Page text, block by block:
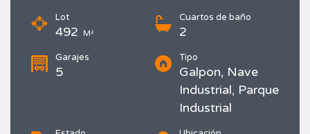
Lot
492 M²
Cuartos de baño
2
Garajes
5
Tipo
Galpon, Nave
Industrial, Parque
Industrial